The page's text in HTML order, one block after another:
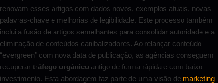
renovam esses artigos com dados novos, exemplos atuais, novas
palavras-chave e melhorias de legibilidade. Este processo também
inclui a fusão de artigos semelhantes para consolidar autoridade e a
eliminação de conteúdos canibalizadores. Ao relançar conteúdo
“evergreen” com nova data de publicação, as agências conseguem
recuperar tráfego orgânico antigo de forma rápida e com baixo
investimento. Esta abordagem faz parte de uma visão de marketing